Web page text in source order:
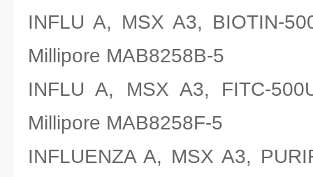
INFLU A, MSX A3, BIOTIN-
Millipore MAB8258B-5
INFLU A, MSX A3, FITC-
Millipore MAB8258F-5
INFLUENZA A, MSX A3,